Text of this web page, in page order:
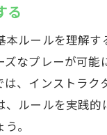
る
ルールを理解
なプレーが可
、インストラ
ルールを実践
。